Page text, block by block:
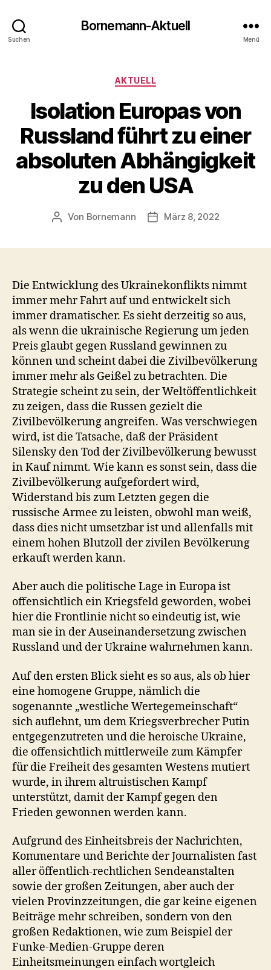
Suchen
Bornemann-Aktuell
Menü
Kategorien
AKTUELL
Isolation Europas von
Russland führt zu einer
absoluten Abhängigkeit
zu den USA
Beitragsautor
Von Bornemann Veröffentlichungsdatum
März 8, 2022
Die Entwicklung des Ukrainekonflikts nimmt
immer mehr Fahrt auf und entwickelt sich
immer dramatischer. Es sieht derzeitig so aus,
als wenn die ukrainische Regierung um jeden
Preis glaubt gegen Russland gewinnen zu
können und scheint dabei die Zivilbevölkerung
immer mehr als Geißel zu betrachten. Die
Strategie scheint zu sein, der Weltöffentlichkeit
zu zeigen, dass die Russen gezielt die
Zivilbevölkerung angreifen. Was verschwiegen
wird, ist die Tatsache, daß der Präsident
Silensky den Tod der Zivilbevölkerung bewusst
in Kauf nimmt. Wie kann es sonst sein, dass die
Zivilbevölkerung aufgefordert wird,
Widerstand bis zum Letzten gegen die
russische Armee zu leisten, obwohl man weiß,
dass dies nicht umsetzbar ist und allenfalls mit
einem hohen Blutzoll der zivilen Bevölkerung
erkauft werden kann.
Aber auch die politische Lage in Europa ist
offensichtlich ein Kriegsfeld geworden, wobei
hier die Frontlinie nicht so eindeutig ist, wie
man sie in der Auseinandersetzung zwischen
Russland und der Ukraine wahrnehmen kann.
Auf den ersten Blick sieht es so aus, als ob hier
eine homogene Gruppe, nämlich die
sogenannte „westliche Wertegemeinschaft“
sich auflehnt, um dem Kriegsverbrecher Putin
entgegenzutreten und die heroische Ukraine,
die offensichtlich mittlerweile zum Kämpfer
für die Freiheit des gesamten Westens mutiert
wurde, in ihrem altruistischen Kampf
unterstützt, damit der Kampf gegen den
Frieden gewonnen werden kann.
Aufgrund des Einheitsbreis der Nachrichten,
Kommentare und Berichte der Journalisten fast
aller öffentlich-rechtlichen Sendeanstalten
sowie der großen Zeitungen, aber auch der
vielen Provinzzeitungen, die gar keine eigenen
Beiträge mehr schreiben, sondern von den
großen Redaktionen, wie zum Beispiel der
Funke-Medien-Gruppe deren
Einheitsmeinungen einfach wortgleich